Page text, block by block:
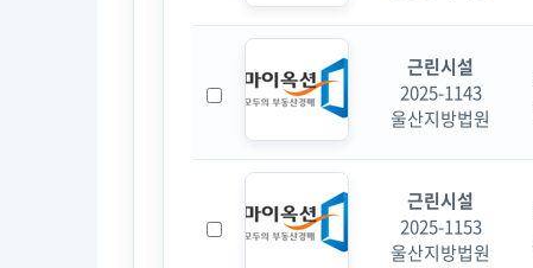
근린시설
2025-1143
울산지방법원
근린시설
2025-1153
울산지방법원